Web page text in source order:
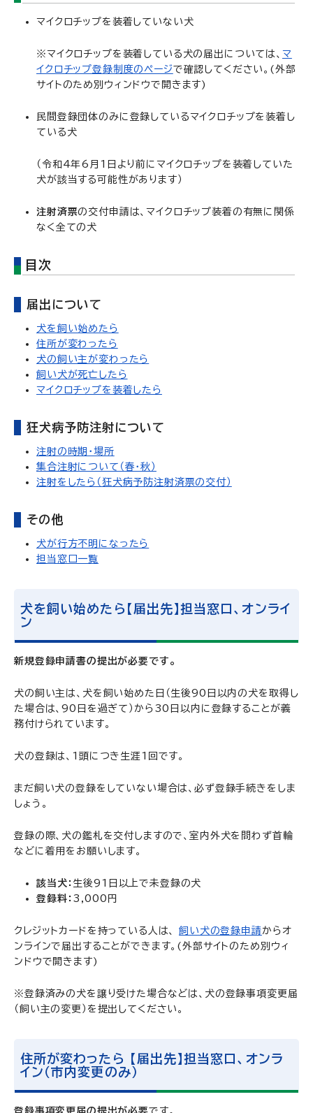
マイクロチップを装着していない犬
※マイクロチップを装着している犬の届出については、 マ
イクロチップ登録制度のページで確認してください。(外部
サイトのため別ウィンドウで開きます)
民間登録団体のみに登録しているマイクロチップを装着し
ている犬
（令和4年6月1日より前にマイクロチップを装着していた
犬が該当する可能性があります）
注射済票の交付申請は、マイクロチップ装着の有無に関係
なく全ての犬
目次
届出について
犬を飼い始めたら
住所が変わったら
犬の飼い主が変わったら
飼い犬が死亡したら
マイクロチップを装着したら
狂犬病予防注射について
注射の時期・場所
集合注射について（春・秋）
注射をしたら（狂犬病予防注射済票の交付）
その他
犬が行方不明になったら
担当窓口一覧
犬を飼い始めたら【届出先】担当窓口、オンライ
ン
新規登録申請書の提出が必要です。
犬の飼い主は、犬を飼い始めた日（生後90日以内の犬を取得し
た場合は、90日を過ぎて）から30日以内に登録することが義
務付けられています。
犬の登録は、1頭につき生涯1回です。
まだ飼い犬の登録をしていない場合は、必ず登録手続きをしま
しょう。
登録の際、犬の鑑札を交付しますので、室内外犬を問わず首輪
などに着用をお願いします。
該当犬： 生後91日以上で未登録の犬
登録料： 3,000円
クレジットカードを持っている人は、飼い犬の登録申請からオ
ンラインで届出することができます。(外部サイトのため別ウィ
ンドウで開きます)
※登録済みの犬を譲り受けた場合などは、犬の登録事項変更届
（飼い主の変更）を提出してください。
住所が変わったら 【届出先】担当窓口、オンラ
イン（市内変更のみ）
登録事項変更届の提出が必要です。